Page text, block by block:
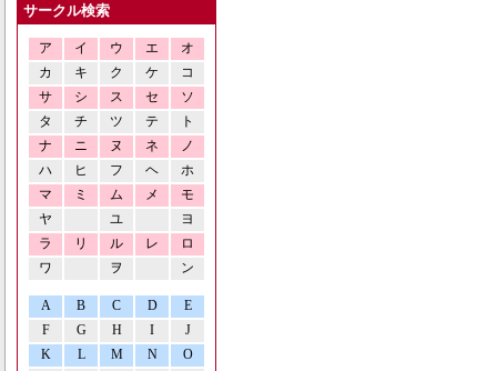
サークル検索
ア イ ウ エ
オ
カ
キ ク ケ
コ
サ
シ ス セ
ソ
タ
チ ツ テ
ト
ナ
ニ ヌ ネ
ノ
ハ
ヒ フ ヘ
ホ
マ
ミ ム メ
モ
ヤ
ユ
ヨ
ラ
リ ル レ
ロ
ワ
ヲ ン
A B C D
E
F
G H I
J
K
L M N O